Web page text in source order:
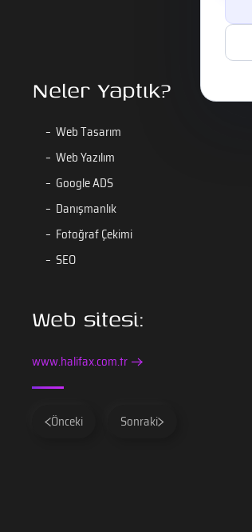
Neler Yaptık?
Web Tasarım
Web Yazılım
Google ADS
Danışmanlık
Fotoğraf Çekimi
SEO
Web sitesi:
www.halifax.com.tr
Önceki Sonraki